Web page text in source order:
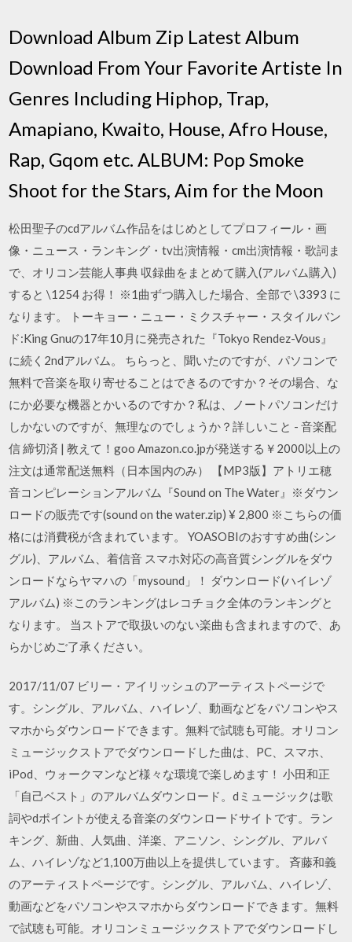
Download Album Zip Latest Album
Download From Your Favorite Artiste In
Genres Including Hiphop, Trap,
Amapiano, Kwaito, House, Afro House,
Rap, Gqom etc. ALBUM: Pop Smoke
Shoot for the Stars, Aim for the Moon
松田聖子のcdアルバム作品をはじめとしてプロフィール・画
像・ニュース・ランキング・tv出演情報・cm出演情報・歌詞ま
で、オリコン芸能人事典 収録曲をまとめて購入(アルバム購入)
すると \1254 お得！ ※1曲ずつ購入した場合、全部で \3393 に
なります。 トーキョー・ニュー・ミクスチャー・スタイルバン
ド:King Gnuの17年10月に発売された『Tokyo Rendez-Vous』
に続く2ndアルバム。 ちらっと、聞いたのですが、パソコンで
無料で音楽を取り寄せることはできるのですか？その場合、な
にか必要な機器とかいるのですか？私は、ノートパソコンだけ
しかないのですが、無理なのでしょうか？詳しいこと - 音楽配
信 締切済 | 教えて！goo Amazon.co.jpが発送する￥2000以上の
注文は通常配送無料（日本国内のみ） 【MP3版】アトリエ穂
音コンピレーションアルバム『Sound on The Water』※ダウン
ロードの販売です(sound on the water.zip) ¥ 2,800 ※こちらの価
格には消費税が含まれています。 YOASOBIのおすすめ曲(シン
グル)、アルバム、着信音 スマホ対応の高音質シングルをダウ
ンロードならヤマハの「mysound」！ ダウンロード(ハイレゾ
アルバム) ※このランキングはレコチョク全体のランキングと
なります。 当ストアで取扱いのない楽曲も含まれますので、あ
らかじめご了承ください。
2017/11/07 ビリー・アイリッシュのアーティストページで
す。シングル、アルバム、ハイレゾ、動画などをパソコンやス
マホからダウンロードできます。無料で試聴も可能。オリコン
ミュージックストアでダウンロードした曲は、PC、スマホ、
iPod、ウォークマンなど様々な環境で楽しめます！ 小田和正
「自己ベスト」のアルバムダウンロード。dミュージックは歌
詞やdポイントが使える音楽のダウンロードサイトです。ラン
キング、新曲、人気曲、洋楽、アニソン、シングル、アルバ
ム、ハイレゾなど1,100万曲以上を提供しています。 斉藤和義
のアーティストページです。シングル、アルバム、ハイレゾ、
動画などをパソコンやスマホからダウンロードできます。無料
で試聴も可能。オリコンミュージックストアでダウンロードし